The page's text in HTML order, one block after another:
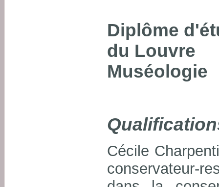
Diplôme
du Louvre
Muséologie
Cécile
conservateur-